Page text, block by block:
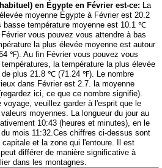
en Égypte en Février est-ce: La
moyenne Égypte à Février est 20.2
température moyenne est 10.1 ℃
vous pouvez vous attendre à bas
la plus élevée moyenne est autour
℉). Au fin Février vous pouvez vous
la température la plus élevée
de plus 21.8 ℃ (71.24 ℉). Le nombre
dans Février est 2.7. la moyenne
regardez ici, ce que ce nombre signifie).
voyage, veuillez garder à l'esprit que le
moyennes. La longueur du jour au
10:43 (heures et minutes), en le
mois 11:32.Ces chiffres ci-dessus sont
et la zone qui l'entoure. Il est
différer de manière significative à
dans les montagnes.